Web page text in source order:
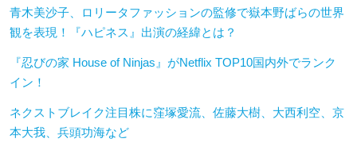
青木美沙子、ロリータファッションの監修で嶽本野ばらの世界
観を表現！『ハピネス』出演の経緯とは？
『忍びの家 House of Ninjas』がNetflix TOP10国内外でランク
イン！
ネクストブレイク注目株に窪塚愛流、佐藤大樹、大西利空、京
本大我、兵頭功海など